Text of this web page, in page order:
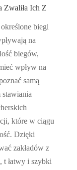
Zwaliła Ich Z
biegi
na
biegów,
wpływ na
samą
które w ciągu
Dzięki
zakładów z
t łatwy i szybki